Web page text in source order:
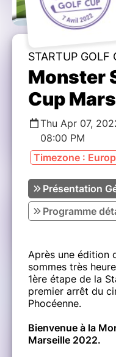
STARTUP GOLF
Monster
Cup
Thu Apr 07,
08:00 PM
Timezone :
Présentation
Programme
Après une édition
sommes très
1ère étape de la
premier arrêt du
Phocéenne.
Bienvenue à la
Marseille 2022.